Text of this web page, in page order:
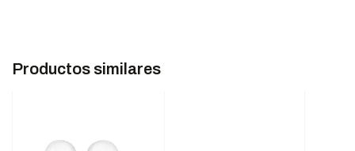
Productos similares